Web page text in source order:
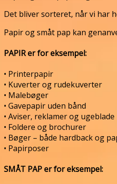
Det bliver sorteret, når vi har
Papir og småt pap kan
PAPIR er for eksempel:
• Printerpapir
• Kuverter og rudekuverter
• Malebøger
• Gavepapir uden bånd
• Aviser, reklamer og ugeblade
• Foldere og brochurer
• Bøger – både hardback og
• Papirposer
SMÅT PAP er for eksempel: